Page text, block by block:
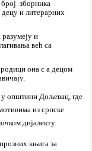
број зборника
децу и литерарних
и
већ са
она с а децом
у општини Дољевац, где
из српске
дијалекту.
књига за